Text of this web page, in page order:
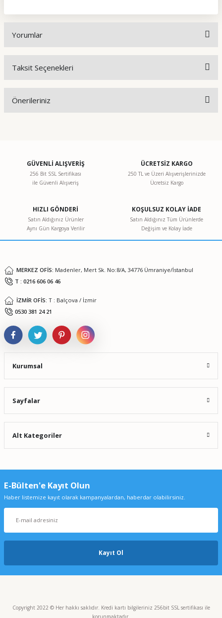
Yorumlar
Taksit Seçenekleri
Önerileriniz
Ürün resmi kalitesiz, bozuk veya görüntülenemiyor.
Ürün bilgilerinde hatalar bulunuyor.
Ürün fiyatı diğer sitelerden daha pahalı.
GÜVENLİ ALIŞVERİŞ
256 Bit SSL Sertifikası
ile Güvenli Alışveriş
ÜCRETSİZ KARGO
250 TL ve Üzeri Alışverişlerinizde
Ücretsiz Kargo
HIZLI GÖNDERİ
Satın Aldığınız Ürünler
Aynı Gün Kargoya Verilir
KOŞULSUZ KOLAY İADE
Satın Aldığınız Tüm Ürünlerde
Değişim ve Kolay İade
MERKEZ OFİS: Madenler, Mert Sk. No:8/A, 34776 Ümraniye/İstanbul
T : 0216 606 06 46
İZMİR OFİS: T : Balçova / İzmir
0530 381 24 21
Kurumsal
Sayfalar
Alt Kategoriler
E-Bülten'e Kayıt Olun
Haber listemize kayıt olarak kampanyalardan, haberdar olabilirsiniz.
Kayıt Ol
Copyright 2022 © Her hakkı saklıdır. Kredi kartı bilgileriniz 256bit SSL sertifikası ile
korunmaktadır.